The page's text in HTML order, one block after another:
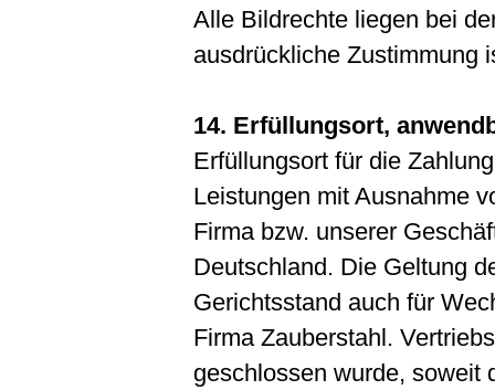
Alle Bildrechte liegen bei
ausdrückliche Zustimmung
14. Erfüllungsort,
Erfüllungsort für die
Leistungen mit Ausnahme
Firma bzw. unserer
Deutschland. Die Geltung
Gerichtsstand auch für
Firma Zauberstahl.
geschlossen wurde, soweit